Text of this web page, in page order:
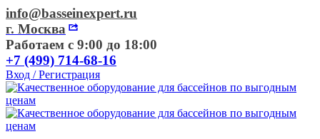
info@basseinexpert.ru
г. Москва
Работаем с 9:00 до 18:00
+7 (499) 714-68-16
Вход / Регистрация